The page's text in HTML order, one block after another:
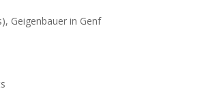
Geigenbauer in Genf